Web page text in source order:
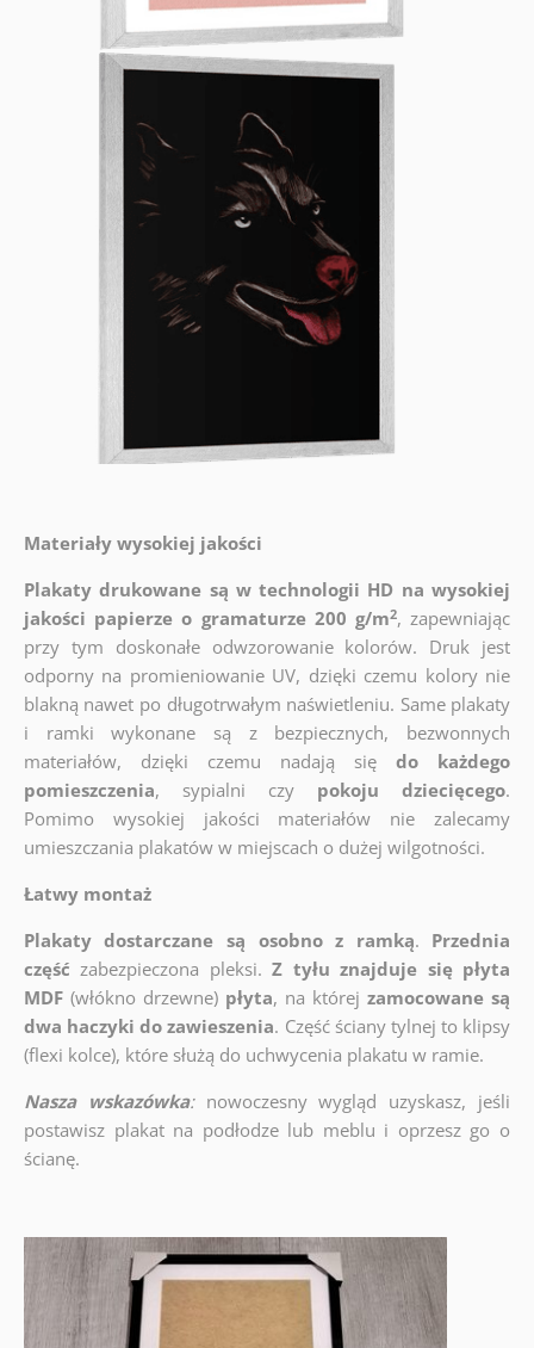
Materiały wysokiej jakości
Plakaty drukowane są w technologii HD na wysokiej
jakości papierze o gramaturze 200 g/m2, zapewniając
przy tym doskonałe odwzorowanie kolorów. Druk jest
odporny na promieniowanie UV, dzięki czemu kolory nie
blakną nawet po długotrwałym naświetleniu. Same plakaty
i ramki wykonane są z bezpiecznych, bezwonnych
materiałów, dzięki czemu nadają siędo każdego
pomieszczenia, sypialni czy pokoju dziecięcego.
Pomimo wysokiej jakości materiałów nie zalecamy
umieszczania plakatów w miejscach o dużej wilgotności.
Łatwy montaż
Plakaty dostarczane są osobno z ramką. Przednia
część zabezpieczona pleksi. Z tyłu znajduje się płyta
MDF (włókno drzewne) płyta, na której zamocowane są
dwa haczyki do zawieszenia. Część ściany tylnej to klipsy
(flexi kolce), które służą do uchwycenia plakatu w ramie.
Nasza wskazówka:nowoczesny wygląd uzyskasz, jeśli
postawisz plakat na podłodze lub meblu i oprzesz go o
ścianę.